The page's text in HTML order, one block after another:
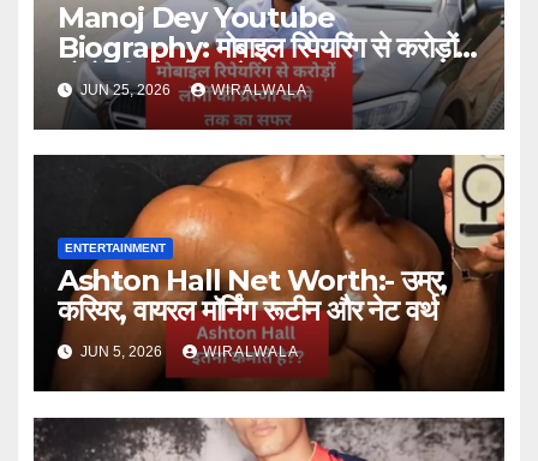
Manoj Dey Youtube
Biography: मोबाइल रिपेयरिंग से करोड़ों
लोगों की प्रेरणा बनने तक का सफर
JUN 25, 2026 WIRALWALA
ENTERTAINMENT
Ashton Hall Net Worth:- उम्र,
करियर, वायरल मॉर्निंग रूटीन और नेट वर्थ
JUN 5, 2026 WIRALWALA